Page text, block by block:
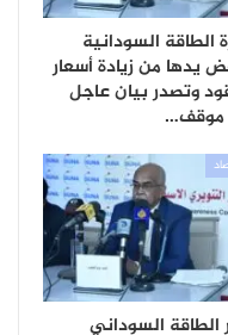
الطاقة السودانية
يدها من زيادة أسعار
وتصدر بيان عاجل
الطاقة السوداني